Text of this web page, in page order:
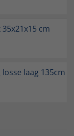
cm
laag 135cm